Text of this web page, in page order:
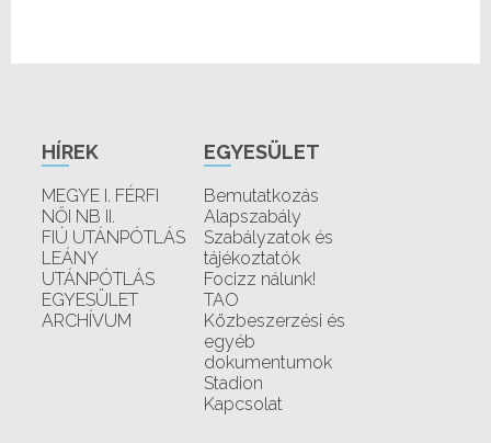
HÍREK
MEGYE I. FÉRFI
NŐI NB II.
FIÚ UTÁNPÓTLÁS
LEÁNY
UTÁNPÓTLÁS
EGYESÜLET
ARCHÍVUM
EGYESÜLET
Bemutatkozás
Alapszabály
Szabályzatok és
tájékoztatók
Focizz nálunk!
TAO
Közbeszerzési és
egyéb
dokumentumok
Stadion
Kapcsolat